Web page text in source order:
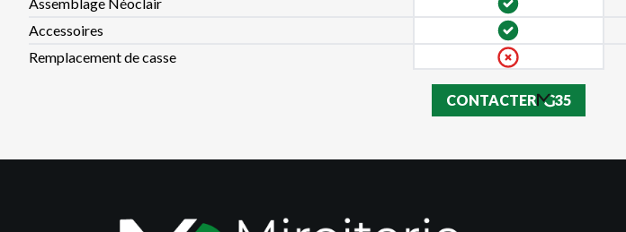
2014 - Création Glaverouest 22
Glaverouest 22 ouvre à Coëtmieux
Poussée par une demande croissante dans ce secteur et soucieuse de
garantir la même réactivité à nos clients, l’agence costarmoricaine ouvre
Accessoires
Remplacement de casse
CONTACTER 35